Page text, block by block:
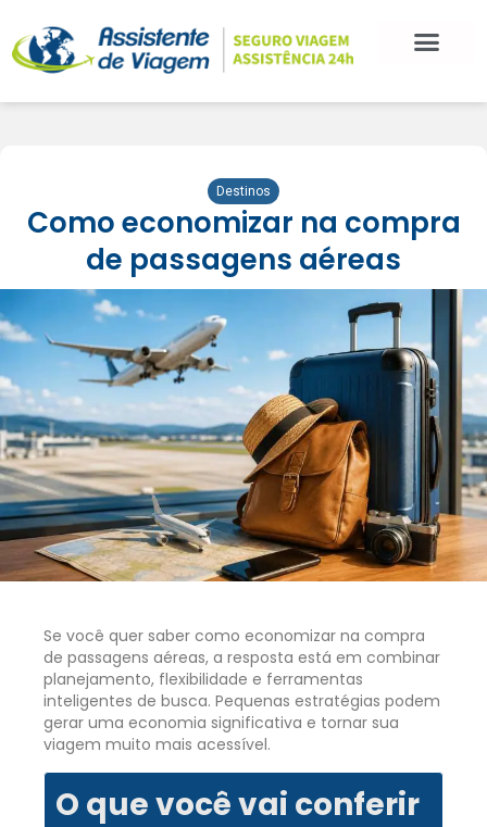
Destinos
Como economizar na compra
de passagens aéreas
Se você quer saber como economizar na compra
de passagens aéreas, a resposta está em combinar
planejamento, flexibilidade e ferramentas
inteligentes de busca. Pequenas estratégias podem
gerar uma economia significativa e tornar sua
viagem muito mais acessível.
O que você vai conferir